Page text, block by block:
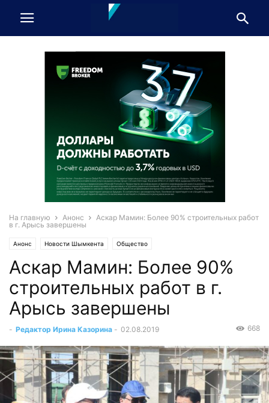
На главную Анонс
Аскар Мамин: Более 90% строительных работ
в г. Арысь завершены
Анонс Новости Шымкента Общество
Аскар Мамин: Более 90%
строительных работ в г.
Арысь завершены
- Редактор Ирина Казорина - 02.08.2019 668